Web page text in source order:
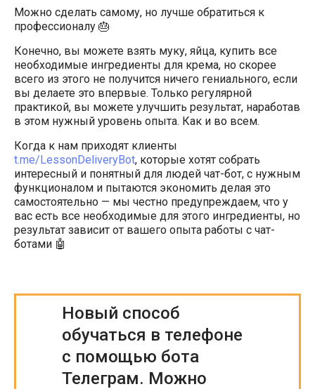
Можно сделать самому, но лучше обратиться к
профессионалу 🎂
Конечно, вы можете взять муку, яйца, купить все
необходимые ингредиенты для крема, но скорее
всего из этого не получится ничего гениального, если
вы делаете это впервые. Только регулярной
практикой, вы можете улучшить результат, наработав
в этом нужный уровень опыта. Как и во всем.
Когда к нам приходят клиенты
t.me/LessonDeliveryBot, которые хотят собрать
интересный и понятный для людей чат-бот, с нужным
функционалом и пытаются экономить делая это
самостоятельно — мы честно предупреждаем, что у
вас есть все необходимые для этого ингредиенты, но
результат зависит от вашего опыта работы с чат-
ботами 🤖
Новый способ
обучаться в телефоне
с помощью бота
Телеграм. Можно